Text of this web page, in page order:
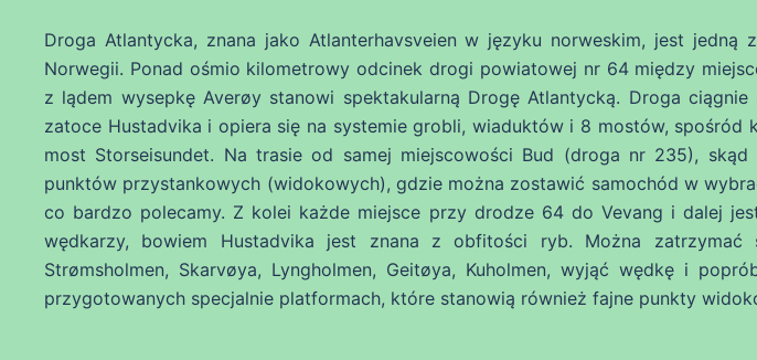
Droga Atlantycka, znana jako Atlanterhavsveien w języku norweskim, jest jedną
Norwegii. Ponad ośmio kilometrowy odcinek drogi powiatowej nr 64 między
z lądem wysepkę Averøy stanowi spektakularną Drogę Atlantycką. Droga
zatoce Hustadvika i opiera się na systemie grobli, wiaduktów i 8 mostów, spośród
most Storseisundet. Na trasie od samej miejscowości Bud (droga nr 235),
punktów przystankowych (widokowych), gdzie można zostawić samochód w
co bardzo polecamy. Z kolei każde miejsce przy drodze 64 do Vevang i dalej
wędkarzy, bowiem Hustadvika jest znana z obfitości ryb. Można
Strømsholmen, Skarvøya, Lyngholmen, Geitøya, Kuholmen, wyjąć wędkę i
przygotowanych specjalnie platformach, które stanowią również fajne punkty